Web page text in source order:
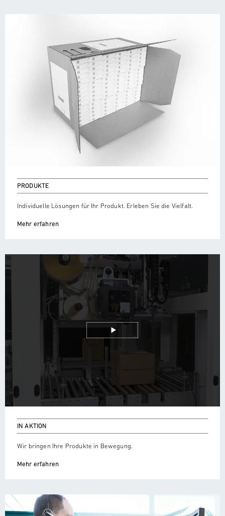
PRODUKTE
Individuelle Lösungen für Ihr Produkt. Erleben Sie die Vielfalt.
Mehr erfahren
IN AKTION
Wir bringen Ihre Produkte in Bewegung.
Mehr erfahren